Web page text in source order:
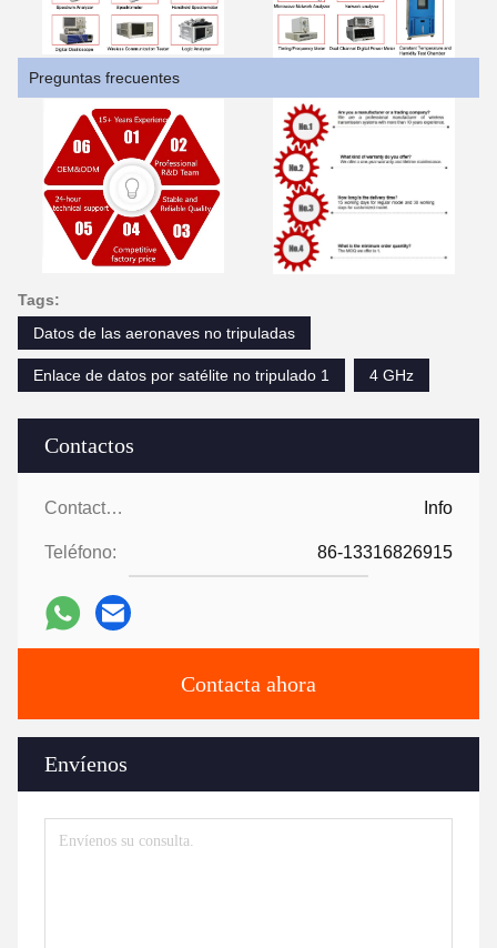
Contactos
Contactos: Info
Teléfono: 86-13316826915
Contacta ahora
Envíenos
Preguntas frecuentes
Tags:
Datos de las aeronaves no tripuladas
Enlace de datos por satélite no tripulado 1 4 GHz